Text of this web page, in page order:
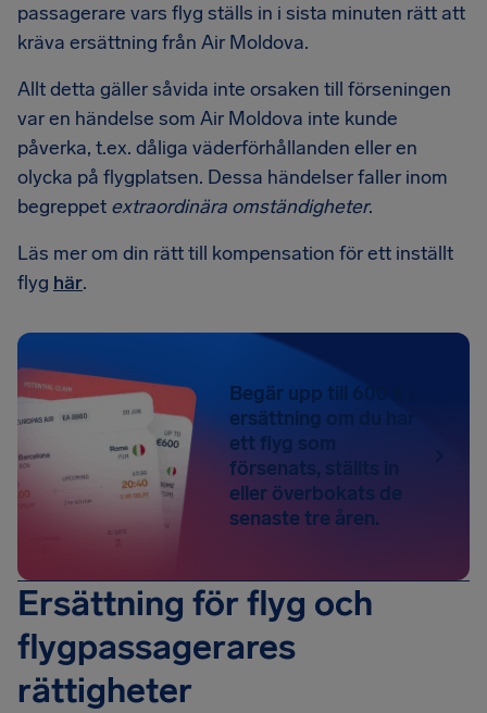
passagerare vars flyg ställs in i sista minuten rätt att
kräva ersättning från Air Moldova.
Allt detta gäller såvida inte orsaken till förseningen
var en händelse som Air Moldova inte kunde
påverka, t.ex. dåliga väderförhållanden eller en
olycka på flygplatsen. Dessa händelser faller inom
begreppet extraordinära omständigheter.
Läs mer om din rätt till kompensation för ett inställt
flyg här.
Begär upp till 600 € i
ersättning om du har
ett flyg som
försenats, ställts in
eller överbokats de
senaste tre åren.
Ersättning för flyg och
flygpassagerares
rättigheter